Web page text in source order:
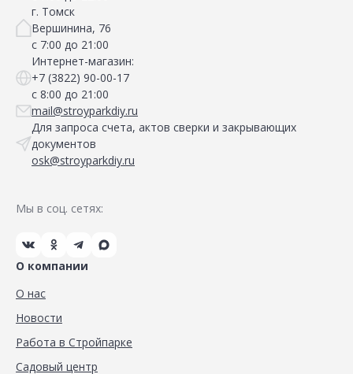
г. Томск
Вершинина, 76
с 7:00 до 21:00
Интернет-магазин:
+7 (3822) 90-00-17
с 8:00 до 21:00
mail@stroyparkdiy.ru
Для запроса счета, актов сверки и закрывающих
документов
osk@stroyparkdiy.ru
Мы в соц. сетях:
О компании
О нас
Новости
Работа в Стройпарке
Садовый центр